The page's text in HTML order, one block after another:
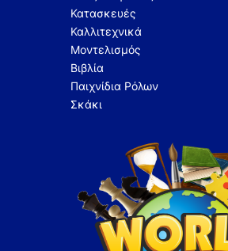
Κατασκευές
Καλλιτεχνικά
Μοντελισμός
Βιβλία
Παιχνίδια Ρόλων
Σκάκι